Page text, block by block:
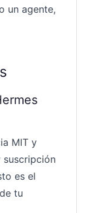
un agente,
MIT y
suscripción
es el
tu